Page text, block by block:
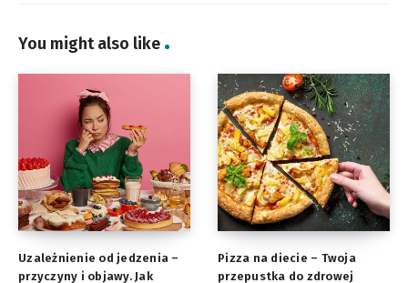
You might also like
Uzależnienie od jedzenia –
przyczyny i objawy. Jak
Pizza na diecie – Twoja
przepustka do zdrowej